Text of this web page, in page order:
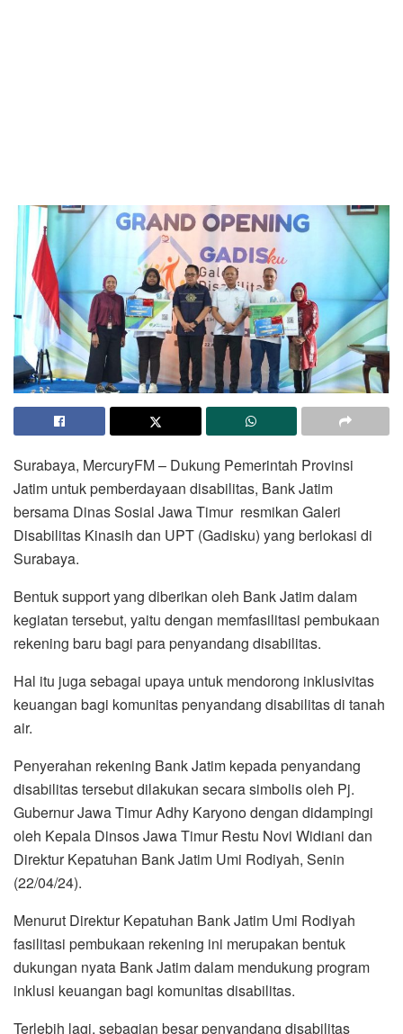
Surabaya, MercuryFM – Dukung Pemerintah Provinsi
Jatim untuk pemberdayaan disabilitas, Bank Jatim
bersama Dinas Sosial Jawa Timur resmikan Galeri
Disabilitas Kinasih dan UPT (Gadisku) yang berlokasi di
Surabaya.
Bentuk support yang diberikan oleh Bank Jatim dalam
kegiatan tersebut, yaitu dengan memfasilitasi pembukaan
rekening baru bagi para penyandang disabilitas.
Hal itu juga sebagai upaya untuk mendorong inklusivitas
keuangan bagi komunitas penyandang disabilitas di tanah
air.
Penyerahan rekening Bank Jatim kepada penyandang
disabilitas tersebut dilakukan secara simbolis oleh Pj.
Gubernur Jawa Timur Adhy Karyono dengan didampingi
oleh Kepala Dinsos Jawa Timur Restu Novi Widiani dan
Direktur Kepatuhan Bank Jatim Umi Rodiyah, Senin
(22/04/24).
Menurut Direktur Kepatuhan Bank Jatim Umi Rodiyah
fasilitasi pembukaan rekening ini merupakan bentuk
dukungan nyata Bank Jatim dalam mendukung program
inklusi keuangan bagi komunitas disabilitas.
Terlebih lagi, sebagian besar penyandang disabilitas